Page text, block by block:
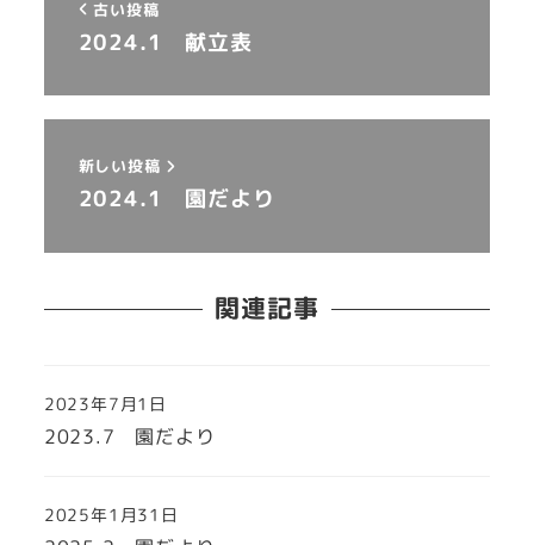
古い投稿
2024.1 献立表
新しい投稿
2024.1 園だより
関連記事
2023.7 園だより
2023年7月1日
2025年1月31日